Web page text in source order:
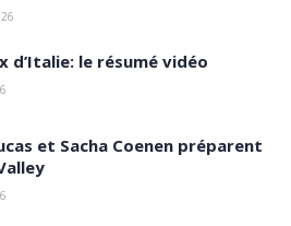
d’Italie: le résumé vidéo
et Sacha Coenen préparent